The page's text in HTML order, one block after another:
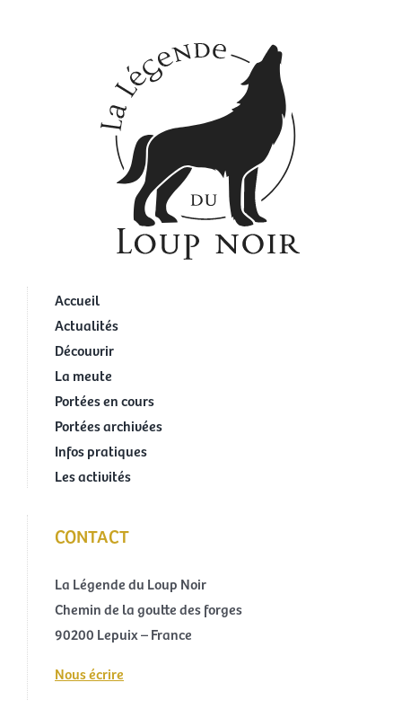
Accueil
Actualités
Découvrir
La meute
Portées en cours
Portées archivées
Infos pratiques
Les activités
CONTACT
La Légende du Loup Noir
Chemin de la goutte des forges
90200 Lepuix – France
Nous écrire